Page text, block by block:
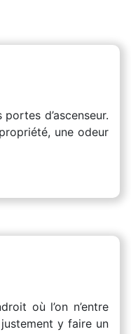
d’ascenseur.
une odeur
où l’on n’entre
y faire un